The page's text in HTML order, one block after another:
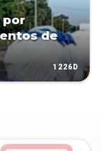
por
de
1226D